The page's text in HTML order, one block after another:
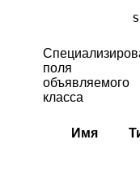
поля
объявляемого
класса
Имя